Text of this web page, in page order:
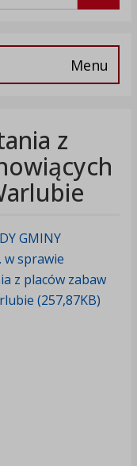
Menu
z
GMINY
w sprawie
z placów zabaw
(257,87KB)